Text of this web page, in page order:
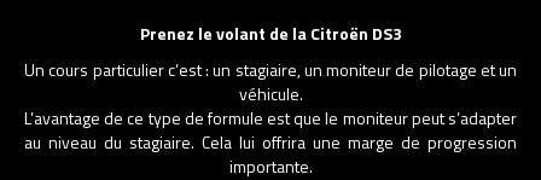
Prenez le volant de la Citroën DS3
Un cours particulier c’est : un stagiaire, un moniteur de pilotage et un
véhicule.
L’avantage de ce type de formule est que le moniteur peut s’adapter
au niveau du stagiaire. Cela lui offrira une marge de progression
importante.